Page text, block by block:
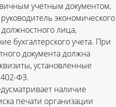
учетным документом,
экономического
лица,
бухгалтерского учета. При
документа должна
установленные
ФЗ.
наличие
печати организации